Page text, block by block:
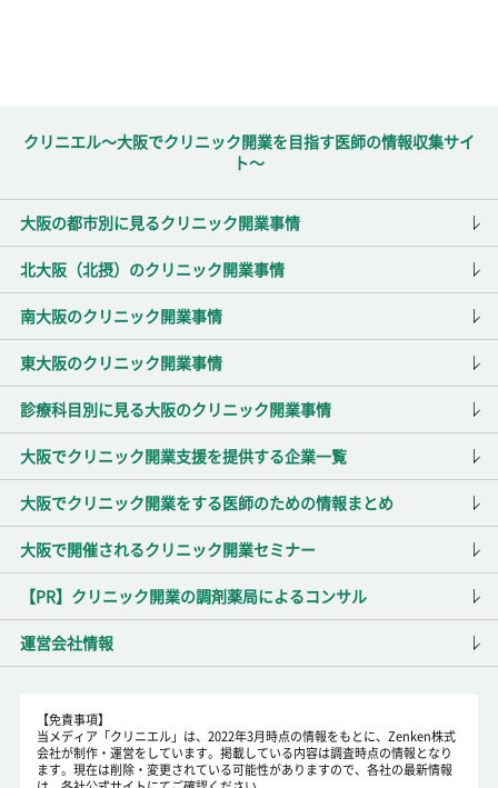
クリニエル～大阪でクリニック開業を目指す医師の情報収集サイ
ト～
大阪の都市別に見るクリニック開業事情
北大阪（北摂）のクリニック開業事情
南大阪のクリニック開業事情
東大阪のクリニック開業事情
診療科目別に見る大阪のクリニック開業事情
大阪でクリニック開業支援を提供する企業一覧
大阪でクリニック開業をする医師のための情報まとめ
大阪で開催されるクリニック開業セミナー
【PR】クリニック開業の調剤薬局によるコンサル
運営会社情報
【免責事項】
当メディア「クリニエル」は、2022年3月時点の情報をもとに、Zenken株式
会社が制作・運営をしています。掲載している内容は調査時点の情報となり
ます。現在は削除・変更されている可能性がありますので、各社の最新情報